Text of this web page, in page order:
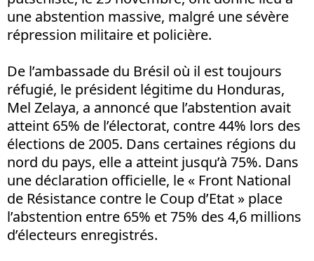
une abstention massive, malgré une sévère
répression militaire et policière.
De l’ambassade du Brésil où il est toujours
réfugié, le président légitime du Honduras,
Mel Zelaya, a annoncé que l’abstention avait
atteint 65% de l’électorat, contre 44% lors des
élections de 2005. Dans certaines régions du
nord du pays, elle a atteint jusqu’à 75%. Dans
une déclaration officielle, le « Front National
de Résistance contre le Coup d’Etat » place
l’abstention entre 65% et 75% des 4,6 millions
d’électeurs enregistrés.